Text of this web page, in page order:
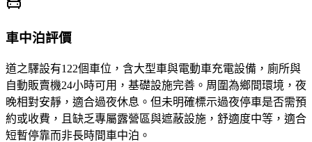
車中泊評價
道之驛設有122個車位，含大型車與電動車充電設備，廁所與
自動販賣機24小時可用，基礎設施完善。周圍為鄉間環境，夜
晚相對安靜，適合過夜休息。但未明確標示過夜停車是否需預
約或收費，且缺乏專屬露營區與遮蔽設施，舒適度中等，適合
短暫停靠而非長時間車中泊。